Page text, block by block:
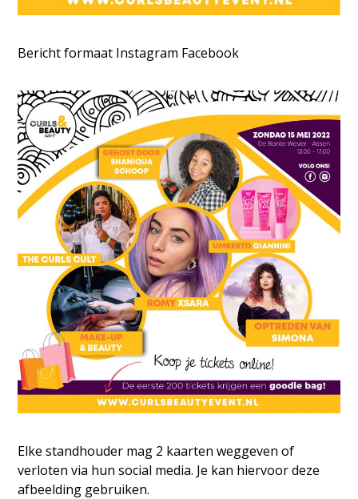
Bericht formaat Instagram Facebook
Elke standhouder mag 2 kaarten weggeven of
verloten via hun social media. Je kan hiervoor deze
afbeelding gebruiken.